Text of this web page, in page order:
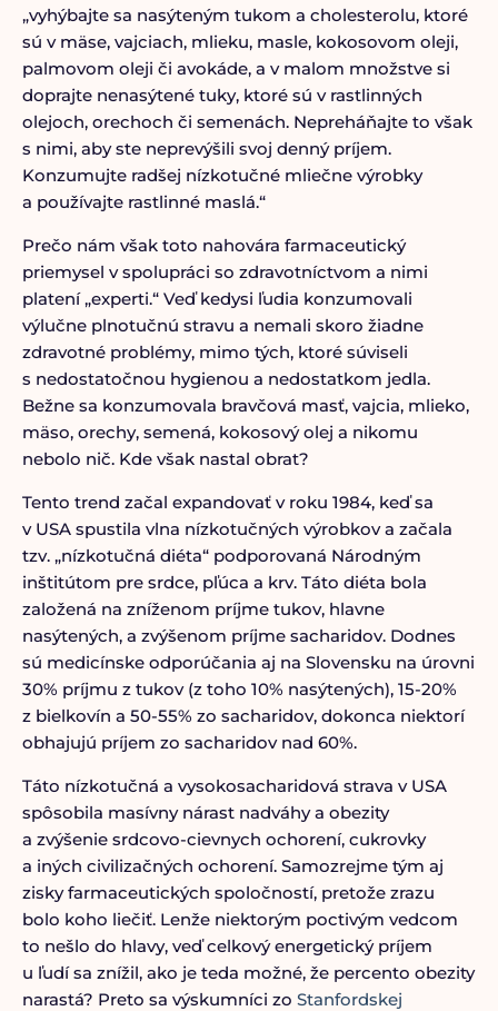
„vyhýbajte sa nasýteným tukom a cholesterolu, ktoré
sú v mäse, vajciach, mlieku, masle, kokosovom oleji,
palmovom oleji či avokáde, a v malom množstve si
doprajte nenasýtené tuky, ktoré sú v rastlinných
olejoch, orechoch či semenách. Nepreháňajte to však
s nimi, aby ste neprevýšili svoj denný príjem.
Konzumujte radšej nízkotučné mliečne výrobky
a používajte rastlinné maslá.“
Prečo nám však toto nahovára farmaceutický
priemysel v spolupráci so zdravotníctvom a nimi
platení „experti.“ Veď kedysi ľudia konzumovali
výlučne plnotučnú stravu a nemali skoro žiadne
zdravotné problémy, mimo tých, ktoré súviseli
s nedostatočnou hygienou a nedostatkom jedla.
Bežne sa konzumovala bravčová masť, vajcia, mlieko,
mäso, orechy, semená, kokosový olej a nikomu
nebolo nič. Kde však nastal obrat?
Tento trend začal expandovať v roku 1984, keď sa
v USA spustila vlna nízkotučných výrobkov a začala
tzv. „nízkotučná diéta“ podporovaná Národným
inštitútom pre srdce, pľúca a krv. Táto diéta bola
založená na zníženom príjme tukov, hlavne
nasýtených, a zvýšenom príjme sacharidov. Dodnes
sú medicínske odporúčania aj na Slovensku na úrovni
30% príjmu z tukov (z toho 10% nasýtených), 15-20%
z bielkovín a 50-55% zo sacharidov, dokonca niektorí
obhajujú príjem zo sacharidov nad 60%.
Táto nízkotučná a vysokosacharidová strava v USA
spôsobila masívny nárast nadváhy a obezity
a zvýšenie srdcovo-cievnych ochorení, cukrovky
a iných civilizačných ochorení. Samozrejme tým aj
zisky farmaceutických spoločností, pretože zrazu
bolo koho liečiť. Lenže niektorým poctivým vedcom
to nešlo do hlavy, veď celkový energetický príjem
u ľudí sa znížil, ako je teda možné, že percento obezity
narastá? Preto sa výskumníci zo Stanfordskej